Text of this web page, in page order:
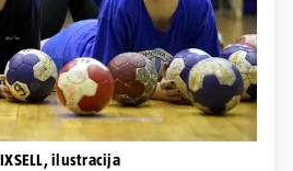
ilustracija